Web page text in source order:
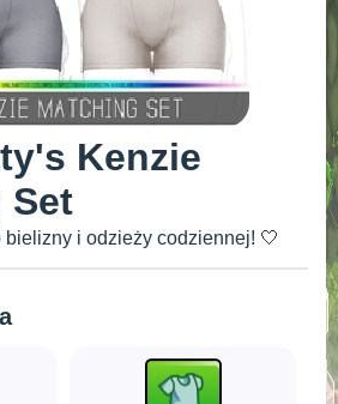
Kenzie
Set
i odzieży codziennej! 🤍